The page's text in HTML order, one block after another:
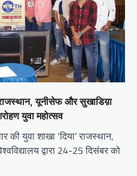
राजस्थान, यूनीसेफ और सुखाडिय़ा
युवा महोत्सव
की युवा शाखा ‘दिया’ राजस्थान,
द्वारा 24-25 दिसंबर को